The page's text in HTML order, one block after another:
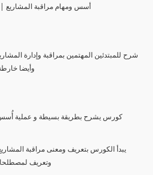
Foundations of Projects Control | أسس ومهام مراقبة المشاريع
شرح للمبتدئين المهتمين بمراقبة وإدارة
وأيضا
كورس يشرح بطريقة بسيطة و عملية أُسس
يبدأ الكورس بتعريف ومعنى مراقبة
وتعريف